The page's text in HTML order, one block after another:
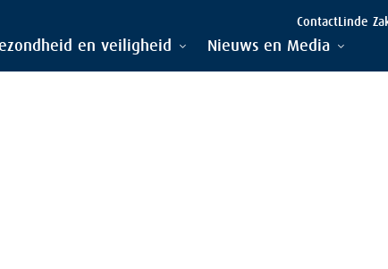
ContactLinde
en veiligheid Nieuws en Media